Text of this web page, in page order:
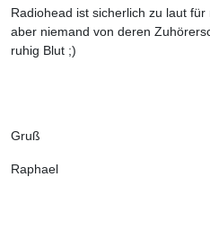
Radiohead ist sicherlich zu laut
aber niemand von deren
ruhig Blut ;)
Gruß
Raphael